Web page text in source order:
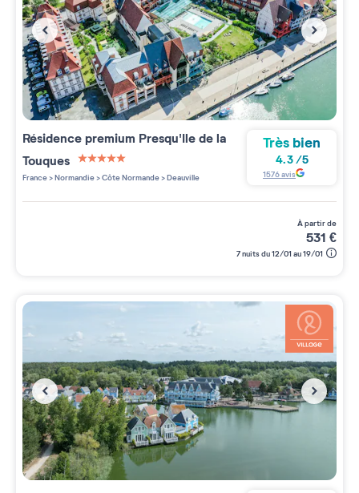
Résidence premium Presqu'Ile de la
Touques
5 étoiles sur 5
France>Normandie>Côte Normande>Deauville
Très bien
4.3/5
1576avis
à partir de
531 €
7 nuits du 12/01 au 19/01